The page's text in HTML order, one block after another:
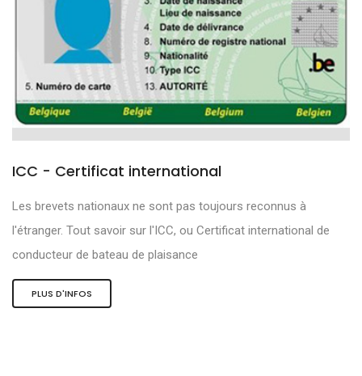
ICC - Certificat international
Les brevets nationaux ne sont pas toujours reconnus à
l'étranger. Tout savoir sur l'ICC, ou Certificat international de
conducteur de bateau de plaisance
PLUS D'INFOS